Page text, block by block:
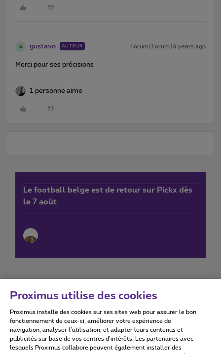
G gustavo AUTEUR Forum|Forum|4 years ago
Merci pour ses précisions
1 personne aime
Le football belge est de retour sur Pickx dès
le 7 août
Conditions d'utilisation Accessibility statement
Proximus utilise des cookies
Proximus installe des cookies sur ses sites web pour assurer le bon
fonctionnement de ceux-ci, améliorer votre expérience de
navigation, analyser l’utilisation, et adapter leurs contenus et
publicités sur base de vos centres d’intérêts. Les partenaires avec
lesquels Proximus collabore peuvent également installer des